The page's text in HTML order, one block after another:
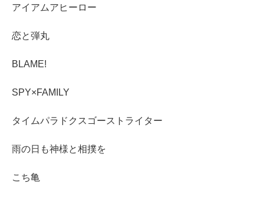
アイアムアヒーロー
恋と弾丸
BLAME!
SPY×FAMILY
タイムパラドクスゴーストライター
雨の日も神様と相撲を
こち亀